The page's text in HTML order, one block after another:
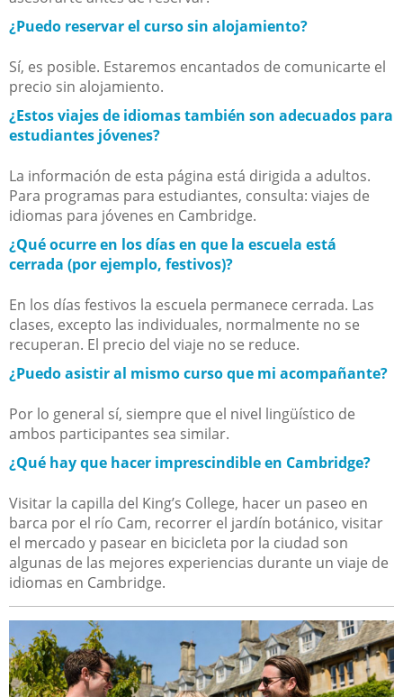
¿Puedo reservar el curso sin alojamiento?
Sí, es posible. Estaremos encantados de comunicarte el
precio sin alojamiento.
¿Estos viajes de idiomas también son adecuados para
estudiantes jóvenes?
La información de esta página está dirigida a adultos.
Para programas para estudiantes, consulta: viajes de
idiomas para jóvenes en Cambridge.
¿Qué ocurre en los días en que la escuela está
cerrada (por ejemplo, festivos)?
En los días festivos la escuela permanece cerrada. Las
clases, excepto las individuales, normalmente no se
recuperan. El precio del viaje no se reduce.
¿Puedo asistir al mismo curso que mi acompañante?
Por lo general sí, siempre que el nivel lingüístico de
ambos participantes sea similar.
¿Qué hay que hacer imprescindible en Cambridge?
Visitar la capilla del King’s College, hacer un paseo en
barca por el río Cam, recorrer el jardín botánico, visitar
el mercado y pasear en bicicleta por la ciudad son
algunas de las mejores experiencias durante un viaje de
idiomas en Cambridge.